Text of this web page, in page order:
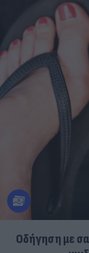
Οδήγηση με